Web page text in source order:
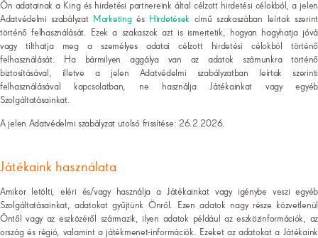
Ön adatainak a King és hirdetési partnereink által célzott hirdetési célokból, a jelen
Adatvédelmi szabályzat Marketing és Hirdetések című szakaszában leírtak szerint
történő felhasználását. Ezek a szakaszok azt is ismertetik, hogyan hagyhatja jóvá
vagy tilthatja meg a személyes adatai célzott hirdetési célokból történő
felhasználását. Ha bármilyen aggálya van az adatok számunkra történő
biztosításával, illetve a jelen Adatvédelmi szabályzatban leírtak szerinti
felhasználásával kapcsolatban, ne használja Játékainkat vagy egyéb
Szolgáltatásainkat.
A jelen Adatvédelmi szabályzat utolsó frissítése: 26.2.2026.
Játékaink használata
Amikor letölti, eléri és/vagy használja a Játékainkat vagy igénybe veszi egyéb
Szolgáltatásainkat, adatokat gyűjtünk Önről. Ezen adatok nagy része közvetlenül
Öntől vagy az eszközéről származik, ilyen adatok például az eszközinformációk, az
ország és régió, valamint a játékmenet-információk. Ezeket az adatokat a Játékaink